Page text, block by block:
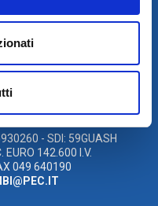
ITALIA HOLDING
S.R.L. UNIPERSONALE
S.R.L
14 – 35127 PADOVA
- SDI: 59GUASH
EURO 142.600 I.V.
049 640190